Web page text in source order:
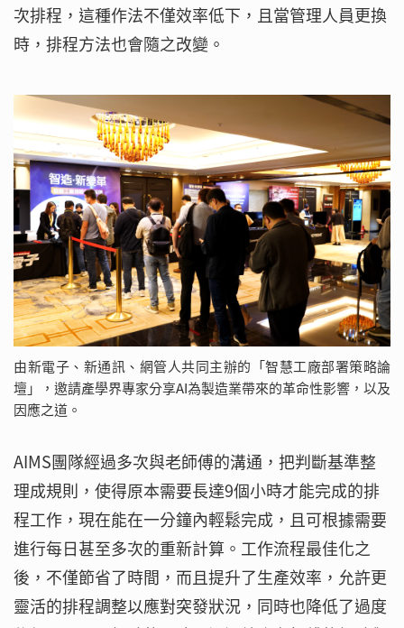
次排程，這種作法不僅效率低下，且當管理人員更換
時，排程方法也會隨之改變。
由新電子、新通訊、網管人共同主辦的「智慧工廠部署策略論
壇」，邀請產學界專家分享AI為製造業帶來的革命性影響，以及
因應之道。
AIMS團隊經過多次與老師傅的溝通，把判斷基準整
理成規則，使得原本需要長達9個小時才能完成的排
程工作，現在能在一分鐘內輕鬆完成，且可根據需要
進行每日甚至多次的重新計算。工作流程最佳化之
後，不僅節省了時間，而且提升了生產效率，允許更
靈活的排程調整以應對突發狀況，同時也降低了過度